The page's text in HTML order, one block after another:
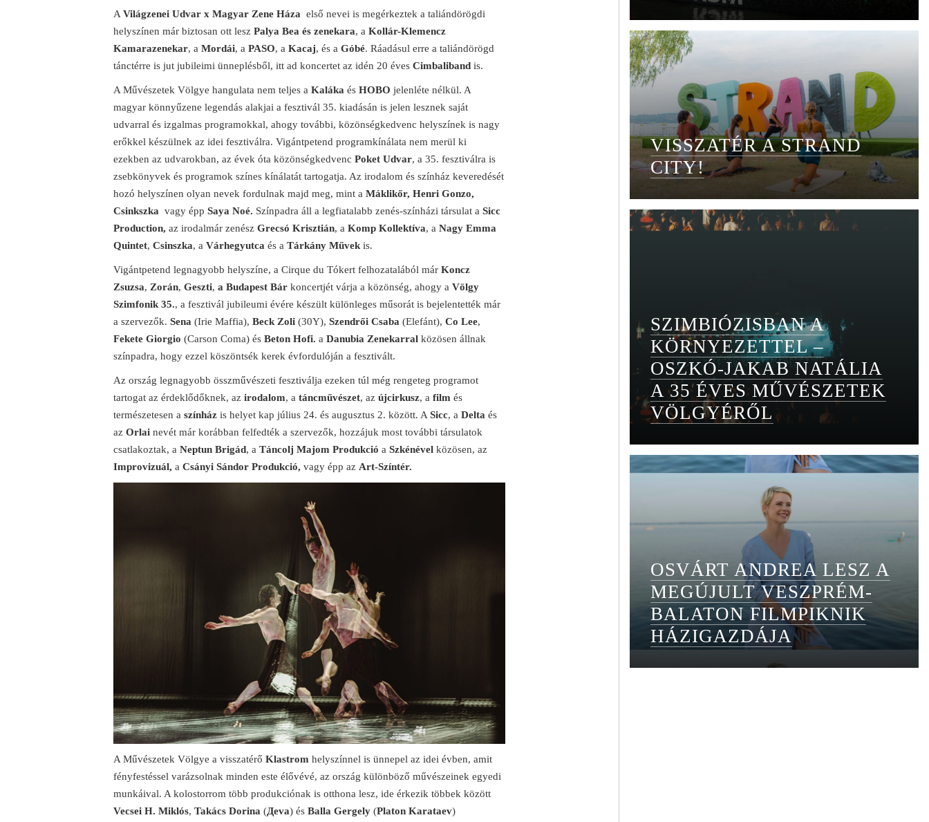
AVilágzenei Udvar x Magyar Zene Háza első nevei is megérkeztek a taliándörögdi
helyszínen már biztosan ott leszPalya Bea és zenekara, aKollár-Klemencz
Kamarazenekar, aMordái, aPASO, aKacaj, és aGóbé. Ráadásul erre a taliándörögd
tánctérre is jut jubileimi ünneplésből, itt ad koncertet az idén 20 évesCimbalibandis.
A Művészetek Völgye hangulata nem teljes aKaláka ésHOBO jelenléte nélkül. A
magyar könnyűzene legendás alakjai a fesztivál 35. kiadásán is jelen lesznek saját
udvarral és izgalmas programokkal, ahogy további, közönségkedvenc helyszínek is nagy
erőkkel készülnek az idei fesztiválra. Vigántpetend programkínálata nem merül ki
ezekben az udvarokban, az évek óta közönségkedvencPoket Udvar, a 35. fesztiválra is
zsebkönyvek és programok színes kínálatát tartogatja. Az irodalom és színház keveredését
hozó helyszínen olyan nevek fordulnak majd meg, mint aMáklikőr, Henri Gonzo,
Csinkszka vagy éppSaya Noé. Színpadra áll a legfiatalabb zenés-színházi társulat aSicc
Production,az irodalmár zenészGrecsó Krisztián, aKomp Kollektíva, aNagy Emma
Quintet,Csinszka, aVárhegyutca és aTárkány Művek is.
Vigántpetend legnagyobb helyszíne, a Cirque du Tókert felhozatalából márKoncz
Zsuzsa, Zorán,Geszti,a Budapest Bár koncertjét várja a közönség, ahogy aVölgy
Szimfonik 35., a fesztivál jubileumi évére készült különleges műsorát is bejelentették már
a szervezők.Sena(Irie Maffia),Beck Zoli(30Y),Szendrői Csaba(Elefánt),Co Lee,
Fekete Giorgio(Carson Coma) ésBeton Hofi.a Danubia Zenekarral közösen állnak
színpadra, hogy ezzel köszöntsék kerek évfordulóján a fesztivált.
Az ország legnagyobb összművészeti fesztiválja ezeken túl még rengeteg programot
tartogat az érdeklődőknek, azirodalom, atáncművészet, azújcirkusz, afilm és
természetesen aszínház is helyet kap július 24. és augusztus 2. között. ASicc, aDelta és
azOrlai nevét már korábban felfedték a szervezők, hozzájuk most további társulatok
csatlakoztak, aNeptun Brigád, aTáncolj Majom Produkció aSzkénével közösen, az
Improvizuál,aCsányi Sándor Produkció,vagy épp az Art-Színtér.
A Művészetek Völgye a visszatérőKlastrom helyszínnel is ünnepel az idei évben, amit
fényfestéssel varázsolnak minden este élővévé, az ország különböző művészeinek egyedi
munkáival. A kolostorrom több produkciónak is otthona lesz, ide érkezik többek között
Vecsei H. Miklós,Takács Dorina (Дeva) ésBalla Gergely (Platon Karataev)
VISSZATÉR A STRAND
CITY!
SZIMBIÓZISBAN A
KÖRNYEZETTEL –
OSZKÓ-JAKAB NATÁLIA
A 35 ÉVES MŰVÉSZETEK
VÖLGYÉRŐL
OSVÁRT ANDREA LESZ A
MEGÚJULT VESZPRÉM-
BALATON FILMPIKNIK
HÁZIGAZDÁJA